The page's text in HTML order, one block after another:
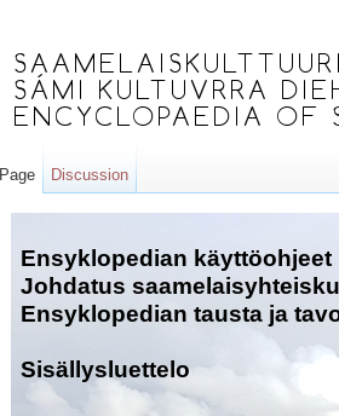
Ensyklopedian käyttöohjeet
Johdatus
Ensyklopedian tausta ja
Sisällysluettelo
Page Discussion